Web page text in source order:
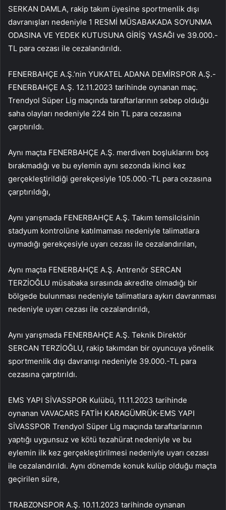
SERKAN DAMLA, rakip takım üyesine sportmenlik dışı
davranışları nedeniyle 1 RESMİ MÜSABAKADA SOYUNMA
ODASINA VE YEDEK KUTUSUNA GİRİŞ YASAĞI ve 39.000.-
TL para cezası ile cezalandırıldı.
FENERBAHÇE A.Ş.’nin YUKATEL ADANA DEMİRSPOR A.Ş.-
FENERBAHÇE A.Ş. 12.11.2023 tarihinde oynanan maç.
Trendyol Süper Lig maçında taraftarlarının sebep olduğu
saha olayları nedeniyle 224 bin TL para cezasına
çarptırıldı.
Aynı maçta FENERBAHÇE A.Ş. merdiven boşluklarını boş
bırakmadığı ve bu eylemin aynı sezonda ikinci kez
gerçekleştirildiği gerekçesiyle 105.000.-TL para cezasına
çarptırıldığı,
Aynı yarışmada FENERBAHÇE A.Ş. Takım temsilcisinin
stadyum kontrolüne katılmaması nedeniyle talimatlara
uymadığı gerekçesiyle uyarı cezası ile cezalandırılan,
Aynı maçta FENERBAHÇE A.Ş. Antrenör SERCAN
TERZİOĞLU müsabaka sırasında akredite olmadığı bir
bölgede bulunması nedeniyle talimatlara aykırı davranması
nedeniyle uyarı cezası ile cezalandırıldı,
Aynı yarışmada FENERBAHÇE A.Ş. Teknik Direktör
SERCAN TERZİOĞLU, rakip takımdan bir oyuncuya yönelik
sportmenlik dışı davranışı nedeniyle 39.000.-TL para
cezasına çarptırıldı.
EMS YAPI SİVASSPOR Kulübü, 11.11.2023 tarihinde
oynanan VAVACARS FATİH KARAGÜMRÜK-EMS YAPI
SİVASSPOR Trendyol Süper Lig maçında taraftarlarının
yaptığı uygunsuz ve kötü tezahürat nedeniyle ve bu
eylemin ilk kez gerçekleştirilmesi nedeniyle uyarı cezası
ile cezalandırıldı. Aynı dönemde konuk kulüp olduğu maçta
geçirilen süre,
TRABZONSPOR A.Ş. 10.11.2023 tarihinde oynanan